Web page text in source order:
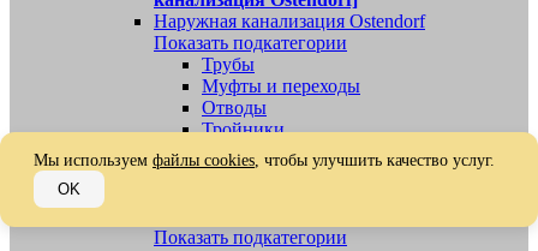
Наружная канализация Ostendorf
Показать подкатегории
Трубы
Муфты и переходы
Отводы
Тройники
Ревизии, заглушки, обратные клапаны
Посмотреть все товары[Наружная
Показать подкатегории
Мы используем файлы cookies, чтобы улучшить качество услуг.
OK